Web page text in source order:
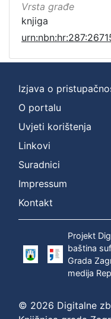
Vrsta građe
knjiga
Izjava o
O portalu
Uvjeti korištenja
Linkovi
Suradnici
Impressum
Kontakt
Projekt
baština
Grada
medija
© 2026 Digitalne